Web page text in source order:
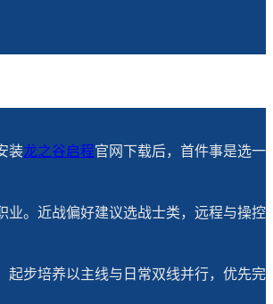
装龙之谷启程官网下载后，首件事是选一
业。近战偏好建议选战士类，远程与操控
起步培养以主线与日常双线并行，优先完